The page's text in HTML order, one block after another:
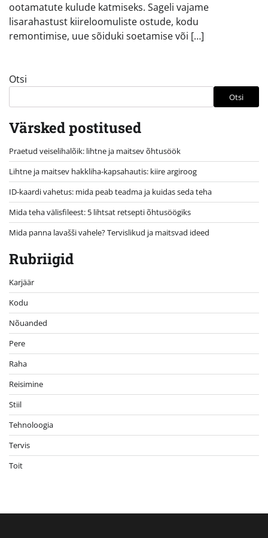
ootamatute kulude katmiseks. Sageli vajame
lisarahastust kiireloomuliste ostude, kodu
remontimise, uue sõiduki soetamise või […]
Otsi
Otsi
Värsked postitused
Praetud veiselihalõik: lihtne ja maitsev õhtusöök
Lihtne ja maitsev hakkliha-kapsahautis: kiire argiroog
ID-kaardi vahetus: mida peab teadma ja kuidas seda teha
Mida teha välisfileest: 5 lihtsat retsepti õhtusöögiks
Mida panna lavašši vahele? Tervislikud ja maitsvad ideed
Rubriigid
Karjäär
Kodu
Nõuanded
Pere
Raha
Reisimine
Stiil
Tehnoloogia
Tervis
Toit